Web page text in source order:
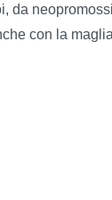
da
con la